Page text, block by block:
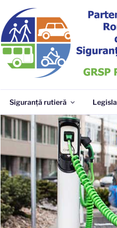
conținut
GRSP
Parteneriatul Român de
Siguranță rutieră